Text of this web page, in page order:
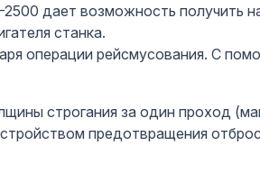
дает возможность получить
станка.
операции рейсмусования. С
строгания за один проход
предотвращения